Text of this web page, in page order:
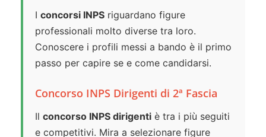
I concorsi INPS riguardano figure
professionali molto diverse tra loro.
Conoscere i profili messi a bando è il primo
passo per capire se e come candidarsi.
Concorso INPS Dirigenti di 2ª Fascia
Il concorso INPS dirigenti è tra i più seguiti
e competitivi. Mira a selezionare figure